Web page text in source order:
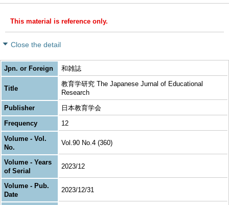
This material is reference only.
Close the detail
Jpn. or Foreign 和雑誌
Title
教育学研究 The Japanese Jurnal of Educational
Research
Publisher
日本教育学会
Frequency
12
Volume - Vol.
No.
Vol.90 No.4 (360)
Volume - Years
of Serial
2023/12
Volume - Pub.
Date
2023/12/31